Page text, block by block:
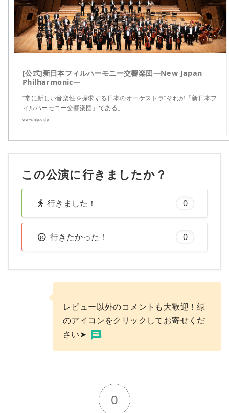
[公式]新日本フィルハーモニー交響楽団—New Japan
Philharmonic—
”常に新しい音楽性を探求する日本のオーケストラ”それが「新日本フ
ィルハーモニー交響楽団」である。
www.njp.or.jp
この公演に行きましたか？
行きました！ 0
行きたかった！ 0
レビュー以外のコメントも大歓迎！緑
のアイコンをクリックしてお寄せくだ
さい➤
0